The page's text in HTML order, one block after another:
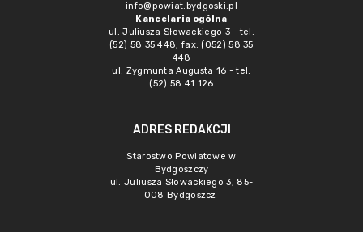
info@powiat.bydgoski.pl
Kancelaria ogólna
ul. Juliusza Słowackiego 3 - tel.
(52) 58 35 448, fax. (052) 58 35
448
ul. Zygmunta Augusta 16 - tel.
(52) 58 41 126
ADRES REDAKCJI
Starostwo Powiatowe w
Bydgoszczy
ul. Juliusza Słowackiego 3, 85-
008 Bydgoszcz